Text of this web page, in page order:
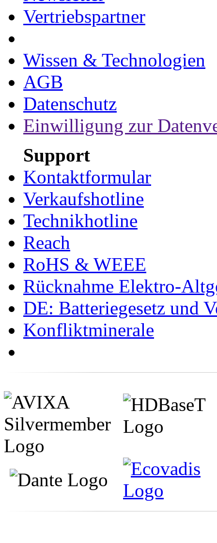
Vertriebspartner
Wissen & Technologien
AGB
Datenschutz
Einwilligung zur
Support
Kontaktformular
Verkaufshotline
Technikhotline
Reach
RoHS & WEEE
Rücknahme Elektro-
DE: Batteriegesetz und
Konfliktminerale